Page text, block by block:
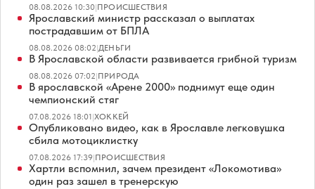
08.08.2026 10:30|ПРОИСШЕСТВИЯ
Ярославский министр рассказал о выплатах
пострадавшим от БПЛА
08.08.2026 08:02|ДЕНЬГИ
В Ярославской области развивается грибной туризм
08.08.2026 07:02|ПРИРОДА
В ярославской «Арене 2000» поднимут еще один
чемпионский стяг
07.08.2026 18:01|ХОККЕЙ
Опубликовано видео, как в Ярославле легковушка
сбила мотоциклистку
07.08.2026 17:39|ПРОИСШЕСТВИЯ
Хартли вспомнил, зачем президент «Локомотива»
один раз зашел в тренерскую